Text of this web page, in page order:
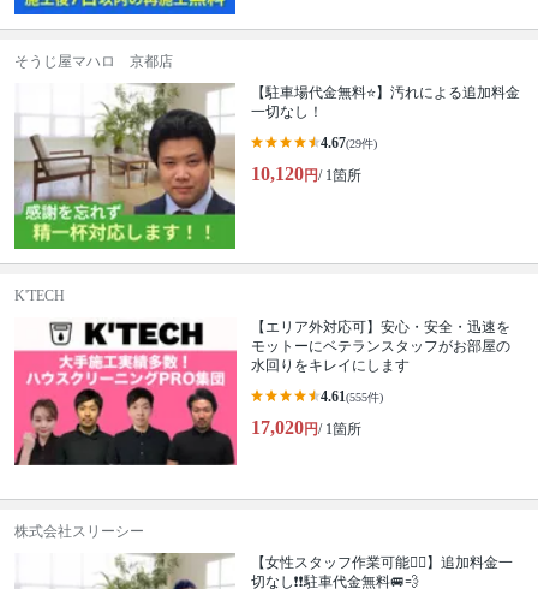
そうじ屋マハロ 京都店
【駐車場代金無料⭐️】汚れによる追加料金
一切なし！
4.67(29件)
10,120円/ 1箇所
K'TECH
【エリア外対応可】安心・安全・迅速を
モットーにベテランスタッフがお部屋の
水回りをキレイにします
4.61(555件)
17,020円/ 1箇所
株式会社スリーシー
【女性スタッフ作業可能🙆‍♀️】追加料金一
切なし❗️❗️駐車代金無料🚐💨